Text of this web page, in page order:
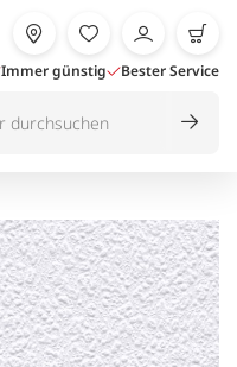
Immer günstig Bester Service